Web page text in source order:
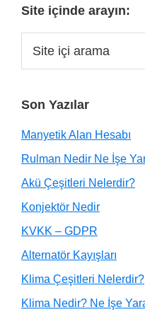
Site içinde arayın:
Son Yazılar
Manyetik Alan Hesabı
Rulman Nedir Ne İşe
Akü Çeşitleri Nelerdir?
Konjektör Nedir
KVKK – GDPR
Alternatör Kayışları
Klima Çeşitleri Nelerdir?
Klima Nedir? Ne İşe